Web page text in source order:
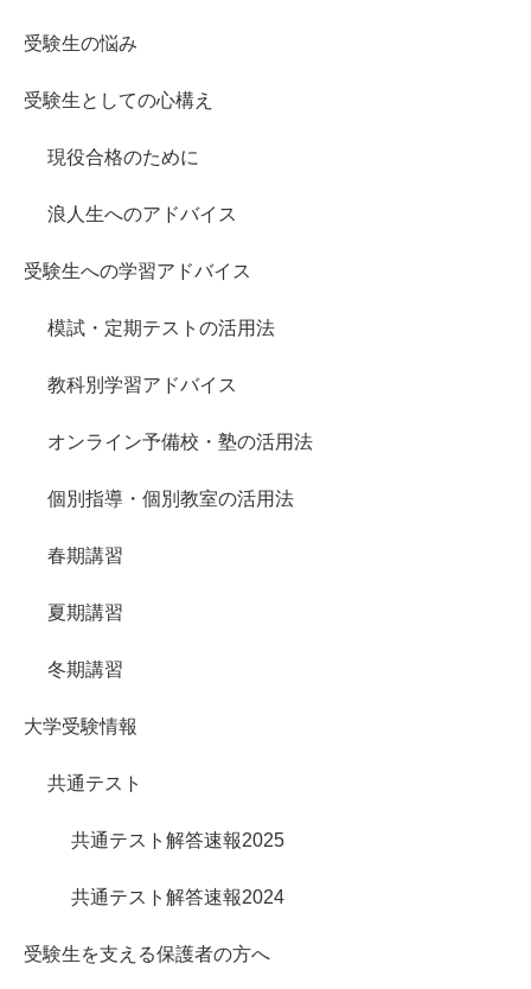
受験生の悩み
受験生としての心構え
現役合格のために
浪人生へのアドバイス
受験生への学習アドバイス
模試・定期テストの活用法
教科別学習アドバイス
オンライン予備校・塾の活用法
個別指導・個別教室の活用法
春期講習
夏期講習
冬期講習
大学受験情報
共通テスト
共通テスト解答速報2025
共通テスト解答速報2024
受験生を支える保護者の方へ